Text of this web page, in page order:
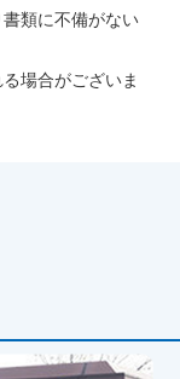
類に不備がない
場合がございま